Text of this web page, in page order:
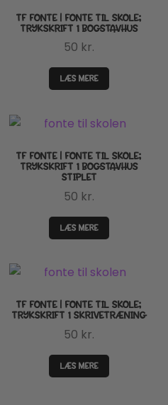
TF FONTE | FONTE TIL SKOLE;
TRYKSKRIFT 1 BOGSTAVHUS
50 kr.
LÆS MERE
TF FONTE | FONTE TIL SKOLE;
TRYKSKRIFT 1 BOGSTAVHUS
STIPLET
50 kr.
LÆS MERE
TF FONTE | FONTE TIL SKOLE;
TRYKSKRIFT 1 SKRIVETRÆNING
50 kr.
LÆS MERE